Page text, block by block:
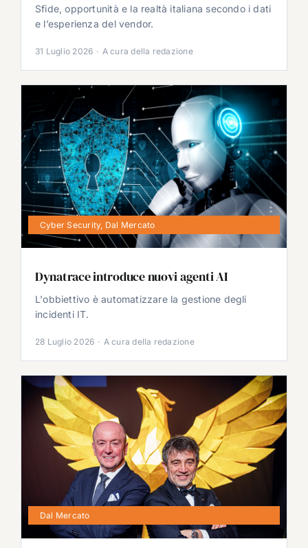
Sfide, opportunità e la realtà italiana secondo i dati
e l’esperienza del vendor.
31 Luglio 2026 · A cura della redazione
Cyber Security, Dal Mercato
Dynatrace introduce nuovi agenti AI
L'obbiettivo è automatizzare la gestione degli
incidenti IT.
28 Luglio 2026 · A cura della redazione
Dal Mercato